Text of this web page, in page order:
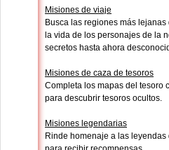
Misiones de viaje
Busca las regiones más
la vida de los personajes de la
secretos hasta ahora
Misiones de caza de tesoros
Completa los mapas del tesoro
para descubrir tesoros ocultos.
Misiones legendarias
Rinde homenaje a las